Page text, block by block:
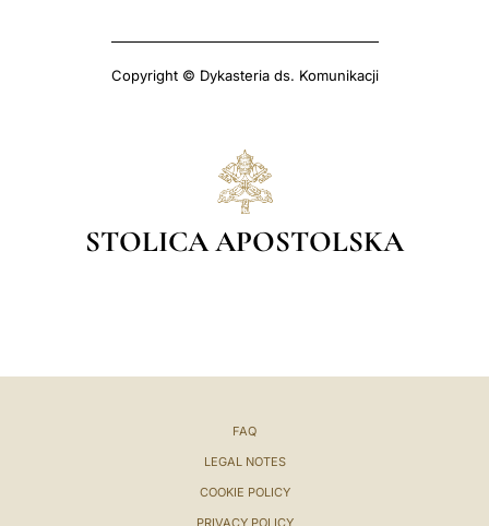
Copyright © Dykasteria ds. Komunikacji
STOLICA APOSTOLSKA
FAQ
LEGAL NOTES
COOKIE POLICY
PRIVACY POLICY